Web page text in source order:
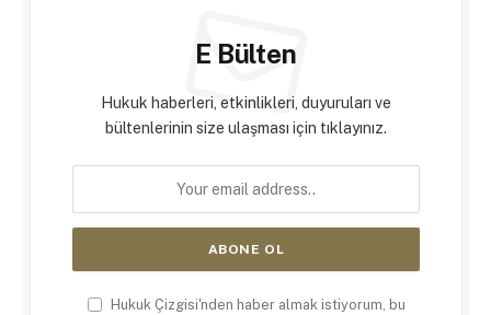
E Bülten
Hukuk haberleri, etkinlikleri, duyuruları ve
bültenlerinin size ulaşması için tıklayınız.
Hukuk Çizgisi'nden haber almak istiyorum, bu